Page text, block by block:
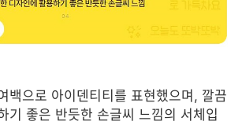
백으로 아이덴티티를 표현했으며, 깔끔
기 좋은 반듯한 손글씨 느낌의 서체입